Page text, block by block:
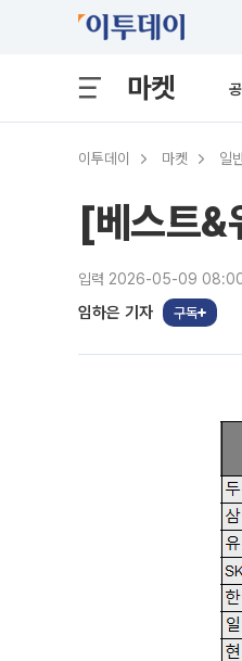
마켓
이투데이 마켓 일
[베스트&
입력 2026-05-09
임하은 기자 구독